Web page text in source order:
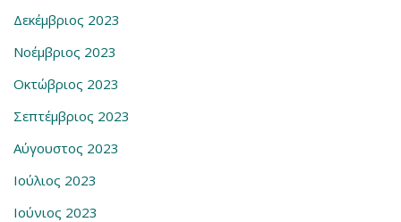
Δεκέμβριος 2023
Νοέμβριος 2023
Οκτώβριος 2023
Σεπτέμβριος 2023
Αύγουστος 2023
Ιούλιος 2023
Ιούνιος 2023